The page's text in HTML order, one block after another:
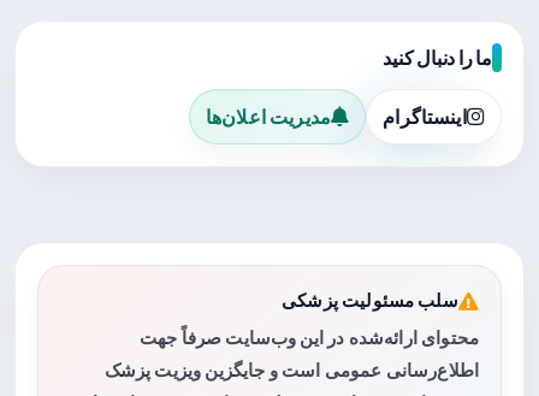
ما را دنبال کنید
اینستاگرام مدیریت اعلان‌ها
سلب مسئولیت پزشکی
محتوای ارائه‌شده در این وب‌سایت صرفاً جهت
اطلاع‌رسانی عمومی است و جایگزین ویزیت پزشک